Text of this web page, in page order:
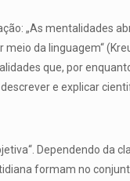
„As mentalidades
da linguagem“
que, por
e explicar
Dependendo da
formam no